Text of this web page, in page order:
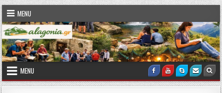
Skip to content
MENU
MENU Facebook
Youtube
SkypeEmail